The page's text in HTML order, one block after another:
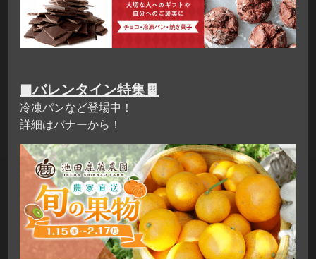
■バレンタイン特集🍫
冷凍パンなど登場中！
詳細はバナーから！